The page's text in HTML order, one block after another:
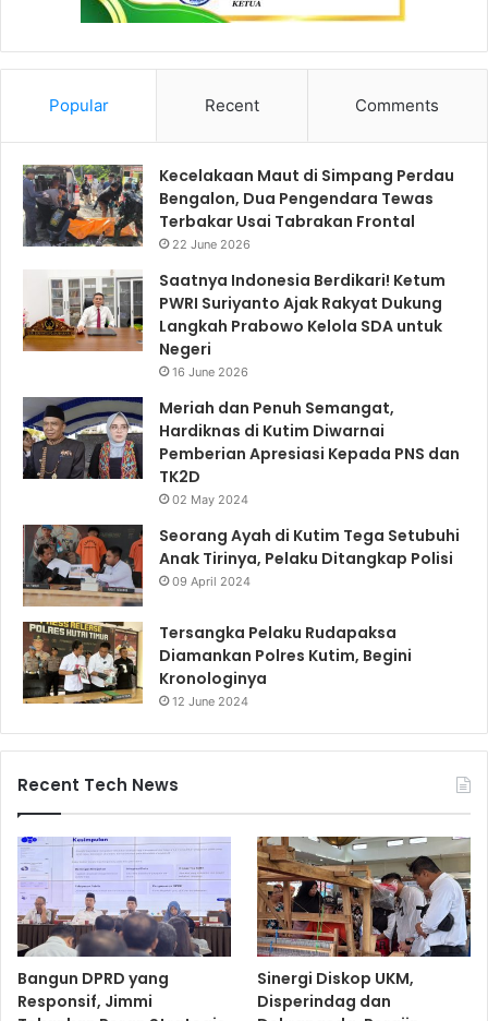
Popular Recent Comments
Kecelakaan Maut di Simpang Perdau
Bengalon, Dua Pengendara Tewas
Terbakar Usai Tabrakan Frontal
22 June 2026
Saatnya Indonesia Berdikari! Ketum
PWRI Suriyanto Ajak Rakyat Dukung
Langkah Prabowo Kelola SDA untuk
Negeri
16 June 2026
Meriah dan Penuh Semangat,
Hardiknas di Kutim Diwarnai
Pemberian Apresiasi Kepada PNS dan
TK2D
02 May 2024
Seorang Ayah di Kutim Tega Setubuhi
Anak Tirinya, Pelaku Ditangkap Polisi
09 April 2024
Tersangka Pelaku Rudapaksa
Diamankan Polres Kutim, Begini
Kronologinya
12 June 2024
Recent Tech News
Bangun DPRD yang
Responsif, Jimmi
Sinergi Diskop UKM,
Disperindag dan